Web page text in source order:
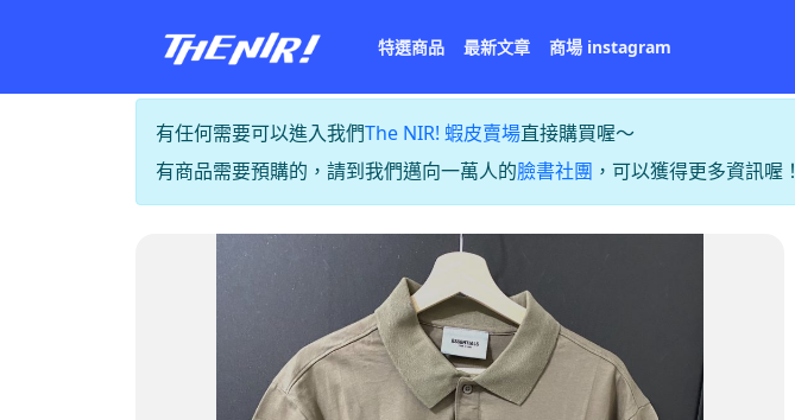
特選商品 最新文章 商場 instagram
有任何需要可以進入我們The NIR! 蝦皮賣場直接購買喔～
有商品需要預購的，請到我們邁向一萬人的臉書社團 ，可以獲得更多資訊喔！